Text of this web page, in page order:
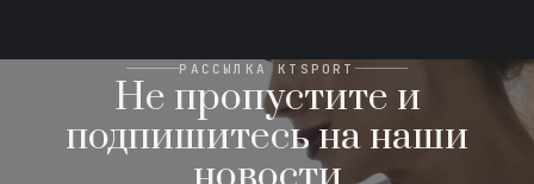
РАССЫЛКА KTSPORT
Не пропустите и
подпишитесь на наши